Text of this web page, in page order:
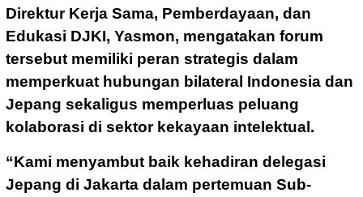
Direktur Kerja Sama, Pemberdayaan, dan
Edukasi DJKI, Yasmon, mengatakan forum
tersebut memiliki peran strategis dalam
memperkuat hubungan bilateral Indonesia dan
Jepang sekaligus memperluas peluang
kolaborasi di sektor kekayaan intelektual.
“Kami menyambut baik kehadiran delegasi
Jepang di Jakarta dalam pertemuan Sub-